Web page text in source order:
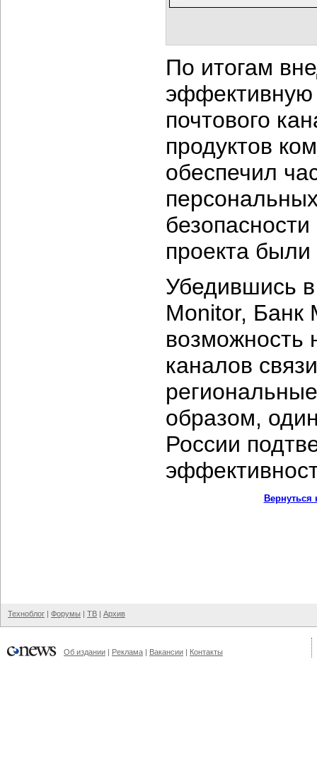
По итогам
почтового
продуктов
обеспечил
проекта были
Убедившись
Monitor, Банк
возможность
каналов
образом,
России
Вернуться
Техноблог | Форумы | ТВ | Архив
Об издании | Реклама | Вакансии | Контакты